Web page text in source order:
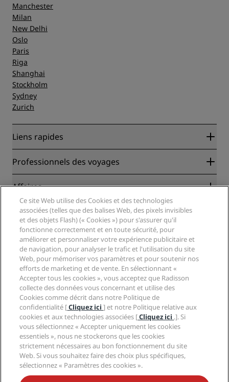
Manchester
Milan
New Delhi
Oslo
Paris
Riga
Shanghai
Stockholm
Sydney
Zurich
Liens rapides
Radisson Rewards
Blog
Nouveaux et futurs hôtels
Application Radisson Hotels
Hôtels adaptés aux sportifs
Hôtels adaptés aux Familles
Santé et sécurité
Professionnels des voyages
Partenaires
Agents de voyages
Affaires
Radisson Hotel Group
Médias
Carrières RHG
Carrières PPHE
Carrières EHL
The Club by RHG
Opportunités de développement
Entreprise responsable
Approvisionnement
Légal
Centre de confidentialité
Mentions légales
Conditions générales Radisson Rewards
Contrat d’utilisation du site
Accessibilité numérique
Déclaration sur l’esclavage moderne
Aide
Avis aux consommateurs
Contact
FAQ
Plan du site
Médias sociaux
Marques Radisson Hotels
NE MANQUEZ AUCUNE DE NOS OFFRES LES PLUS
Ce site Web utilise des Cookies et des technologies
associées (telles que des balises Web, des pixels invisibles
et des objets Flash) (« Cookies ») pour s'assurer qu'il
fonctionne correctement et en toute sécurité, pour
améliorer et personnaliser votre expérience publicitaire et
de navigation, pour analyser le trafic et l'utilisation du site
Web, pour mémoriser vos paramètres et pour soutenir nos
efforts de marketing et de vente. En sélectionnant «
Accepter tous les cookies », vous acceptez que Radisson
collecte des données vous concernant et utilise des
Cookies comme décrit dans notre Politique de
confidentialité [Cliquez ici] et notre Politique relative aux
cookies et aux technologies associées [Cliquez ici .]. Si
vous sélectionnez « Accepter uniquement les cookies
essentiels », nous ne stockerons que les cookies
strictement nécessaires au bon fonctionnement du site
Web. Si vous souhaitez faire des choix plus spécifiques,
sélectionnez « Paramètres des cookies ».